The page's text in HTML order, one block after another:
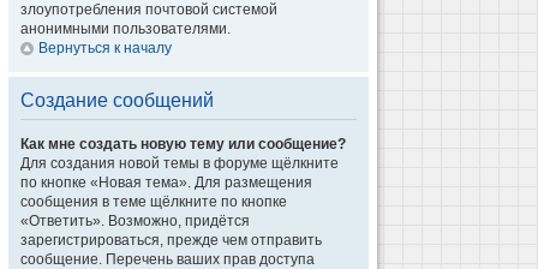
злоупотребления почтовой системой
анонимными пользователями.
Вернуться к началу
Создание сообщений
Как мне создать новую тему или сообщение?
Для создания новой темы в форуме щёлкните
по кнопке «Новая тема». Для размещения
сообщения в теме щёлкните по кнопке
«Ответить». Возможно, придётся
зарегистрироваться, прежде чем отправить
сообщение. Перечень ваших прав доступа